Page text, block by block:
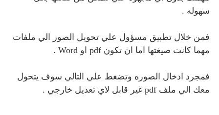
سهوله .
فمن خلال تطبيق مسؤول علي تحويل الصور الي ملفات
مهما كانت صيغتها اما ان تكون pdf او Word .
فمجرد ادخال الصوره وتضغط علي التالي سوف يتحول
معك الي ملف pdf غير قابل لاي تعديل خارجي .